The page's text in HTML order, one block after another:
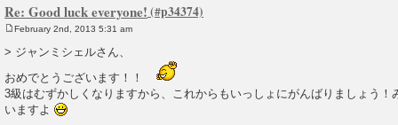
Re: Good luck everyone!
o
s
February 2nd, 2013 5:31 am
> ジャンミシェルさん、
おめでとうございます！！
3級はむずかしくなりますから、これからもいっしょにがんばりましょう！
いますよ